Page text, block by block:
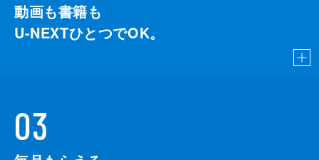
動画も書籍も
U-NEXTひとつでOK。
03